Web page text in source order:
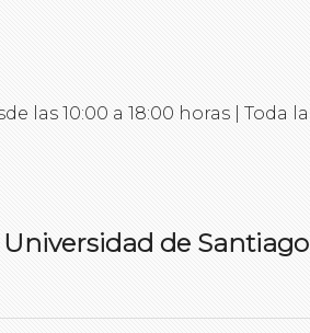
las 10:00 a 18:00 horas | Toda la
de Santiago